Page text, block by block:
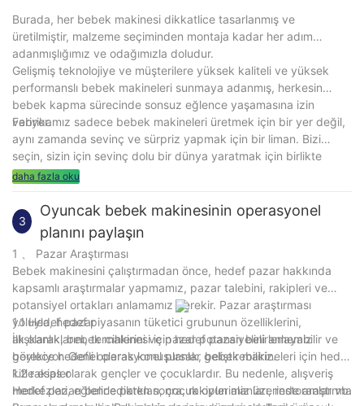
Burada, her bebek makinesi dikkatlice tasarlanmış ve
üretilmiştir, malzeme seçiminden montaja kadar her adım
adanmışlığımız ve odağımızla doludur.
Gelişmiş teknolojiye ve müşterilere yüksek kaliteli ve yüksek
performanslı bebek makineleri sunmaya adanmış, herkesin
bebek kapma sürecinde sonsuz eğlence yaşamasına izin
veriyor.
Fabrikamız sadece bebek makineleri üretmek için bir yer değil,
aynı zamanda sevinç ve sürpriz yapmak için bir liman. Bizi
seçin, sizin için sevinç dolu bir dünya yaratmak için birlikte
çalışalım!
daha fazla oku
3
Oyuncak bebek makinesinin operasyonel
planını paylaşın
1 、 Pazar Araştırması
Bebek makinesini çalıştırmadan önce, hedef pazar hakkında
kapsamlı araştırmalar yapmamız, pazar talebini, rakipleri ve
potansiyel ortakları anlamamız gerekir. Pazar araştırması
yoluyla, hedef piyasanın tüketici grubunun özelliklerini,
alışkanlıklarını, tercihlerini ve pazar potansiyelini anlayabilir ve
böylece hedefli operasyonel planlar geliştirebiliriz.
1.1 Hedef pazar
İlk olarak, bebek makinesi için hedef pazarı belirlememiz
gerekiyor. Genel olarak konuşursak, bebek makineleri için hedef
kitle esas olarak gençler ve çocuklardır. Bu nedenle, alışveriş
merkezleri, eğlence parkları, çocuk oyun alanları, restoranlar vb.
1.2 rakipler
Hedef pazarı belirledikten sonra, rakiplerimiz üzerinde araştırma